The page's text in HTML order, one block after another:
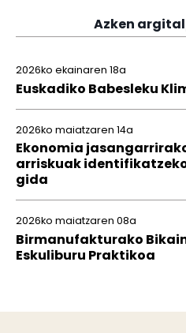
Azken
2026ko ekainaren 18a
Euskadiko Babesleku
2026ko maiatzaren 14a
Ekonomia
arriskuak
gida
2026ko maiatzaren 08a
Birmanufakturako
Eskuliburu Praktikoa